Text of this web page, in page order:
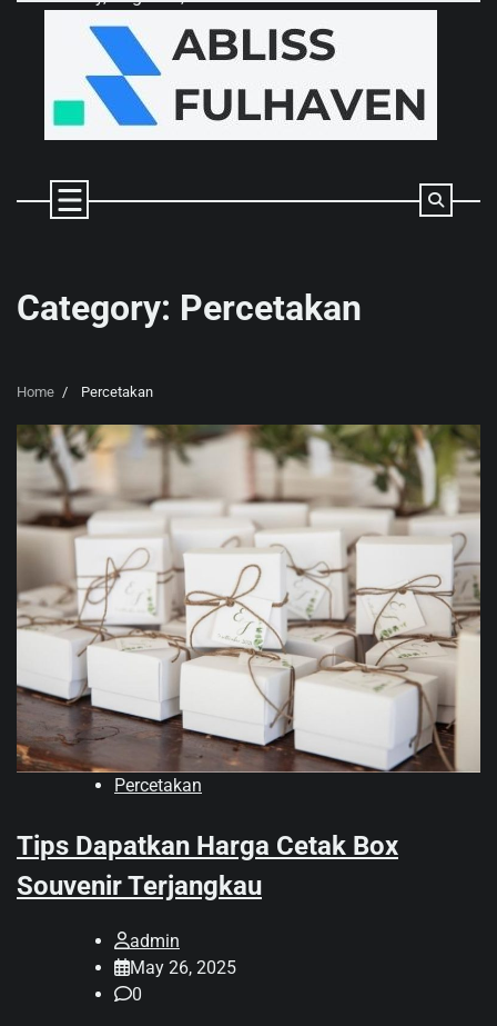
Category: Percetakan
Home Percetakan
Percetakan
Tips Dapatkan Harga Cetak Box
Souvenir Terjangkau
admin
May 26, 2025
0